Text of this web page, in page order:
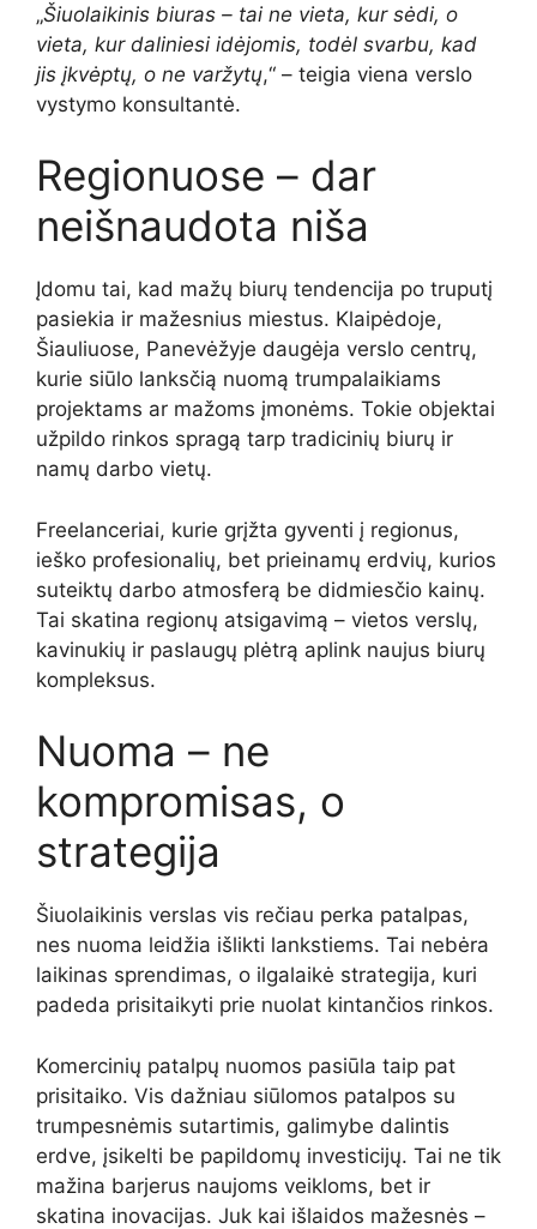
„Šiuolaikinis biuras – tai ne vieta, kur sėdi, o
vieta, kur daliniesi idėjomis, todėl svarbu, kad
jis įkvėptų, o ne varžytų,“ – teigia viena verslo
vystymo konsultantė.
Regionuose – dar
neišnaudota niša
Įdomu tai, kad mažų biurų tendencija po truputį
pasiekia ir mažesnius miestus. Klaipėdoje,
Šiauliuose, Panevėžyje daugėja verslo centrų,
kurie siūlo lanksčią nuomą trumpalaikiams
projektams ar mažoms įmonėms. Tokie objektai
užpildo rinkos spragą tarp tradicinių biurų ir
namų darbo vietų.
Freelanceriai, kurie grįžta gyventi į regionus,
ieško profesionalių, bet prieinamų erdvių, kurios
suteiktų darbo atmosferą be didmiesčio kainų.
Tai skatina regionų atsigavimą – vietos verslų,
kavinukių ir paslaugų plėtrą aplink naujus biurų
kompleksus.
Nuoma – ne
kompromisas, o
strategija
Šiuolaikinis verslas vis rečiau perka patalpas,
nes nuoma leidžia išlikti lankstiems. Tai nebėra
laikinas sprendimas, o ilgalaikė strategija, kuri
padeda prisitaikyti prie nuolat kintančios rinkos.
Komercinių patalpų nuomos pasiūla taip pat
prisitaiko. Vis dažniau siūlomos patalpos su
trumpesnėmis sutartimis, galimybe dalintis
erdve, įsikelti be papildomų investicijų. Tai ne tik
mažina barjerus naujoms veikloms, bet ir
skatina inovacijas. Juk kai išlaidos mažesnės –